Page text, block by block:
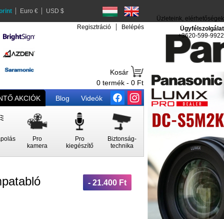
Euro € USD $
Regisztráció Belépés
Kosár
0 termék - 0 Ft
AKCIÓK Blog Videók
Pro
kamera
Pro
kiegészítő
Biztonság-
technika
Üzleteink, elérhetőségek
Ügyfélszolgálat
+3620-599-9922
- 21.400 Ft